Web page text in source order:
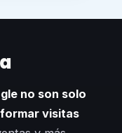
no son solo
visitas